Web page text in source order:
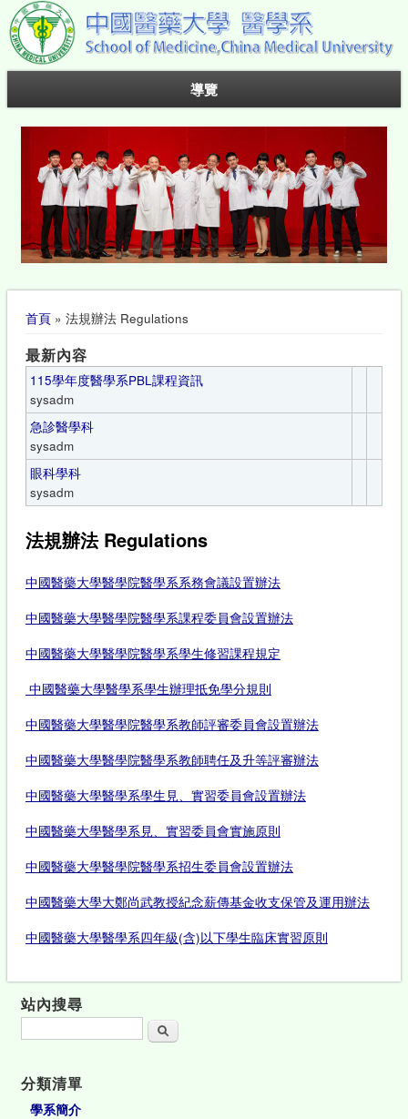
導覽
您在這裡
首頁» 法規辦法 Regulations
最新內容
115學年度醫學系PBL課程資訊
sysadm
急診醫學科
sysadm
眼科學科
sysadm
法規辦法 Regulations
中國醫藥大學醫學院醫學系系務會議設置辦法
中國醫藥大學醫學院醫學系課程委員會設置辦法
中國醫藥大學醫學院醫學系學生修習課程規定
中國醫藥大學醫學系學生辦理抵免學分規則
中國醫藥大學醫學院醫學系教師評審委員會設置辦法
中國醫藥大學醫學院醫學系教師聘任及升等評審辦法
中國醫藥大學醫學系學生見、實習委員會設置辦法
中國醫藥大學醫學系見、實習委員會實施原則
中國醫藥大學醫學院醫學系招生委員會設置辦法
中國醫藥大學大鄭尚武教授紀念薪傳基金收支保管及運用辦法
中國醫藥大學醫學系四年級(含)以下學生臨床實習原則
站內搜尋
搜尋
分類清單
學系簡介